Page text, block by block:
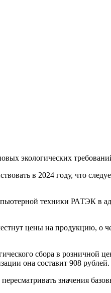
экологических
в 2024 году, что
техники РАТЭК в
цены на продукцию, о
сбора в розничной
она составит 908 рублей.
значения